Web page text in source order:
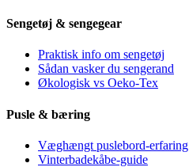
Sengetøj & sengegear
Praktisk info om sengetøj
Sådan vasker du sengerand
Økologisk vs Oeko-Tex
Pusle & bæring
Væghængt puslebord-erfaring
Vinterbadekåbe-guide